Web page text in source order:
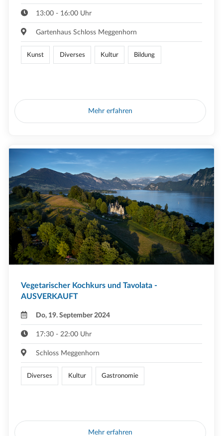
13:00 - 16:00 Uhr
Gartenhaus Schloss Meggenhorn
Kunst Diverses Kultur Bildung
Mehr erfahren
Vegetarischer Kochkurs und Tavolata -
AUSVERKAUFT
Do, 19. September 2024
17:30 - 22:00 Uhr
Schloss Meggenhorn
Diverses Kultur Gastronomie
Mehr erfahren